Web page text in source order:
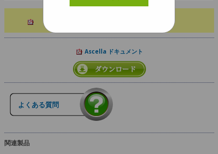
Ascella ドキュメント
よくある質問
関連製品